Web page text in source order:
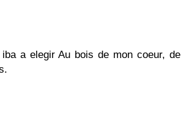
iba a elegirAu bois de mon coeur, de
.